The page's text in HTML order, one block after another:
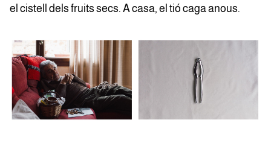
el cistell dels fruits secs. A casa, el tió caga anous.